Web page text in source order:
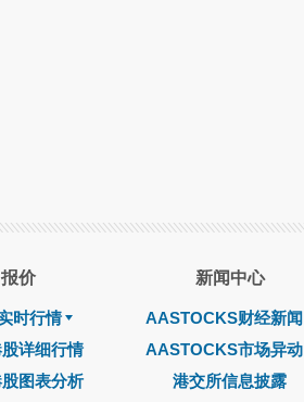
报价
时行情
详细行情
图表分析
新闻中心
AASTOCKS财经新闻
AASTOCKS市场异动
港交所信息披露